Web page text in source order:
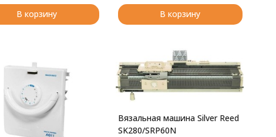
В корзину В корзину
Вязальная машина Silver Reed
SK280/SRP60N